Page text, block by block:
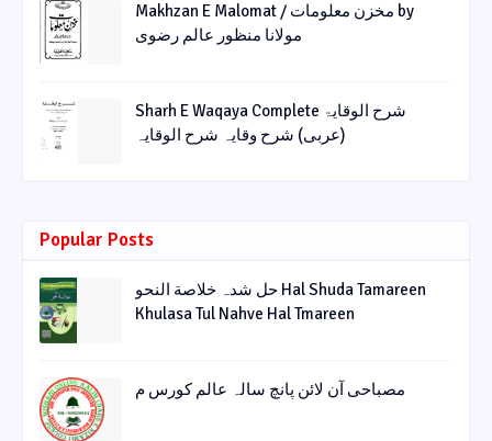
Makhzan E Malomat / مخزن معلومات by
مولانا منظور عالم رضوی
Sharh E Waqaya Complete شرح الوقایۃ
(عربی) شرح وقایہ شرح الوقایہ
Popular Posts
حل شدہ خلاصة النحو Hal Shuda Tamareen
Khulasa Tul Nahve Hal Tmareen
مصباحی آن لائن پانچ سالہ عالم کورس م